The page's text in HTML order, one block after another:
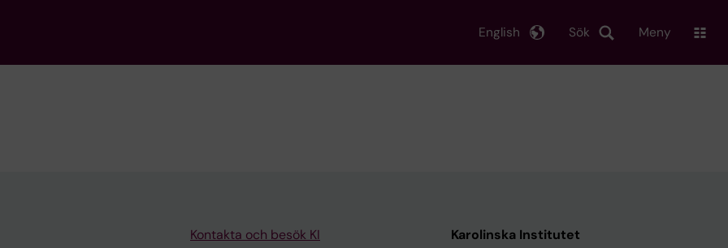
Sök
English Meny
Kontakta och besök KI
Karolinska Institutet